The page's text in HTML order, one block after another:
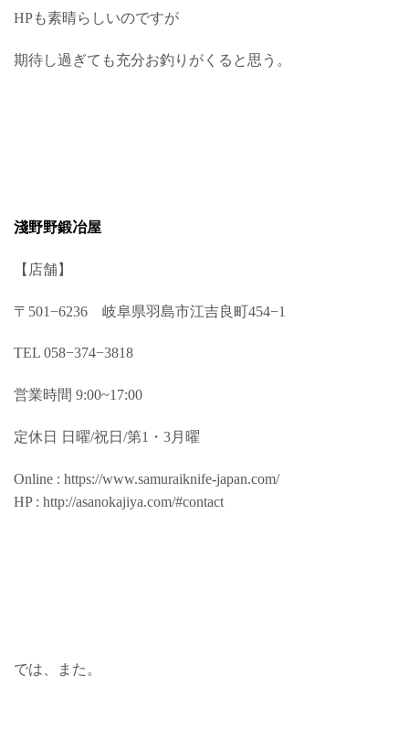
HPも素晴らしいのですが
期待し過ぎても充分お釣りがくると思う。
淺野野鍛冶屋
【店舗】
〒501−6236 岐阜県羽島市江吉良町454−1
TEL 058−374−3818
営業時間 9:00~17:00
定休日 日曜/祝日/第1・3月曜
Online : https://www.samuraiknife-japan.com/
HP : http://asanokajiya.com/#contact
では、また。